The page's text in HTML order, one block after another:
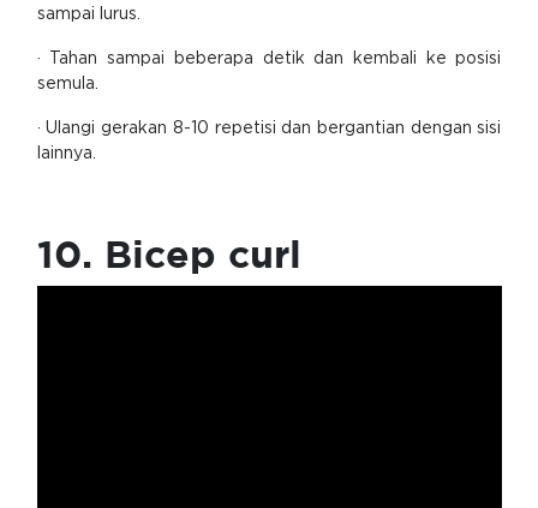
sampai lurus.
· Tahan sampai beberapa detik dan kembali ke posisi
semula.
· Ulangi gerakan 8-10 repetisi dan bergantian dengan sisi
lainnya.
10. Bicep curl